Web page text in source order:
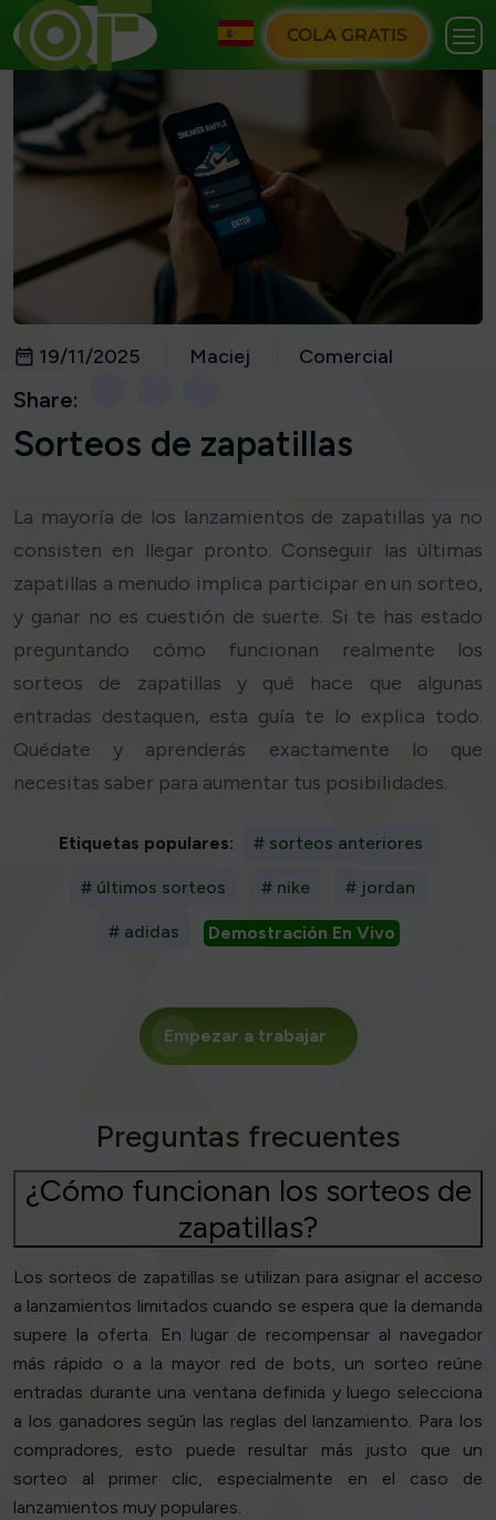
COLA GRATIS
19/11/2025 Maciej Comercial
Share:
Sorteos de zapatillas
La mayoría de los lanzamientos de zapatillas ya no
consisten en llegar pronto. Conseguir las últimas
zapatillas a menudo implica participar en un sorteo,
y ganar no es cuestión de suerte. Si te has estado
preguntando cómo funcionan realmente los
sorteos de zapatillas y qué hace que algunas
entradas destaquen, esta guía te lo explica todo.
Quédate y aprenderás exactamente lo que
necesitas saber para aumentar tus posibilidades.
Etiquetas populares: # sorteos anteriores
# últimos sorteos # nike # jordan
# adidas Demostración En Vivo
Empezar a trabajar
Preguntas frecuentes
¿Cómo funcionan los sorteos de
zapatillas?
Los sorteos de zapatillas se utilizan para asignar el acceso
a lanzamientos limitados cuando se espera que la demanda
supere la oferta. En lugar de recompensar al navegador
más rápido o a la mayor red de bots, un sorteo reúne
entradas durante una ventana definida y luego selecciona
a los ganadores según las reglas del lanzamiento. Para los
compradores, esto puede resultar más justo que un
sorteo al primer clic, especialmente en el caso de
lanzamientos muy populares.